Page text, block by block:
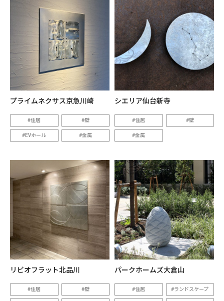
プライムネクサス京急川崎
住居 壁
EVホール 金属
シエリア仙台新寺
住居 壁
金属
リビオフラット北品川
住居 壁
パークホームズ大倉山
住居 ランドスケープ